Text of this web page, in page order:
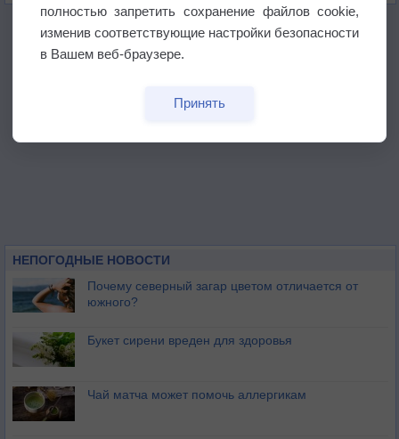
НЕПОГОДНЫЕ НОВОСТИ
Почему северный загар цветом отличается от
южного?
Букет сирени вреден для здоровья
Чай матча может помочь аллергикам
полностью запретить сохранение файлов cookie,
изменив соответствующие настройки безопасности
в Вашем веб-браузере.
Принять